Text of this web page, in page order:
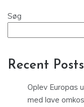
Søg
Recent Posts
Oplev Europas
med lave